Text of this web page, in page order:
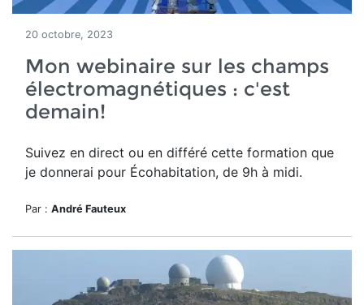
20 octobre, 2023
Mon webinaire sur les champs
électromagnétiques : c'est
demain!
Suivez en direct ou en différé cette formation que
je donnerai pour Écohabitation, de 9h à midi.
Par : André Fauteux